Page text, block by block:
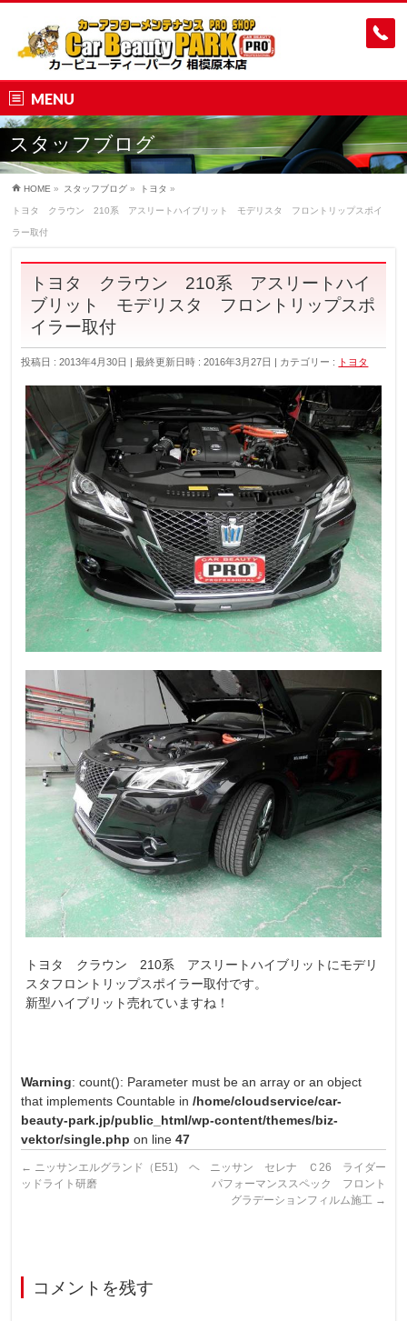
MENU
スタッフブログ
HOME » スタッフブログ » トヨタ »
トヨタ クラウン 210系 アスリートハイブリット モデリスタ フロントリップスポイ
ラー取付
トヨタ クラウン 210系 アスリートハイ
ブリット モデリスタ フロントリップスポ
イラー取付
投稿日 : 2013年4月30日 最終更新日時 : 2016年3月27日 カテゴリー : トヨタ
トヨタ クラウン 210系 アスリートハイブリットにモデリ
スタフロントリップスポイラー取付です。
新型ハイブリット売れていますね！
Warning: count(): Parameter must be an array or an object
that implements Countable in/home/cloudservice/car-
beauty-park.jp/public_html/wp-content/themes/biz-
vektor/single.php on line47
← ニッサンエルグランド（E51) ヘ
ッドライト研磨
ニッサン セレナ Ｃ26 ライダー
パフォーマンススペック フロント
グラデーションフィルム施工 →
コメントを残す